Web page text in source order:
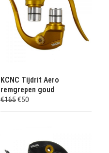
KCNC Tijdrit Aero
remgrepen goud
€165€50